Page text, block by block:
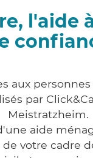
l'aide
aux
par
Meistratzheim.
aide
votre cadre